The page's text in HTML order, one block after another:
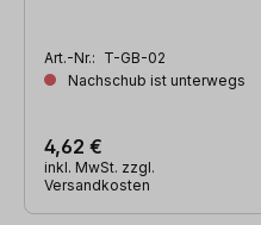
Art.-Nr.: T-GB-02
Nachschub ist unterwegs
4,62 €
inkl. MwSt. zzgl.
Versandkosten